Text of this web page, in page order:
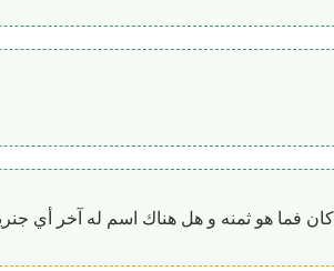
فما هو ثمنه و هل هناك اسم له آخر أي